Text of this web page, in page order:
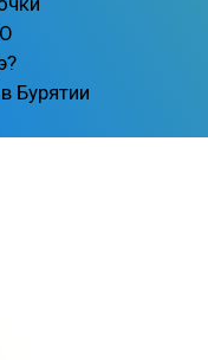
Бурятии